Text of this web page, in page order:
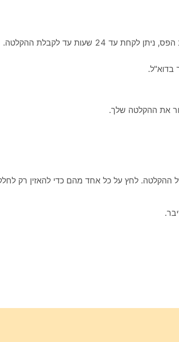
שעות עד לקבלת ההקלטה.
בדוא"ל.
את ההקלטה שלך.
ההקלטה. לחץ על כל אחד מהם כדי להאזין רק